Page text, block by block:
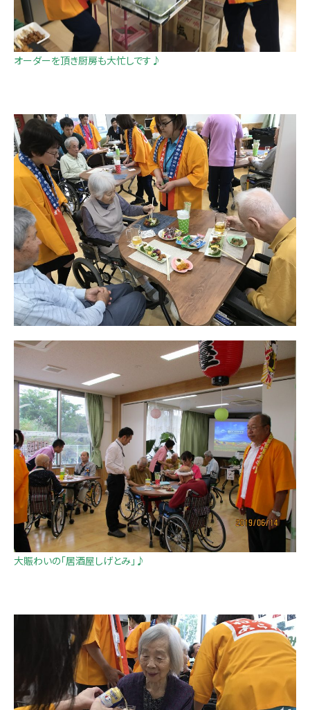
オーダーを頂き厨房も大忙しです♪
大賑わいの「居酒屋しげとみ」♪